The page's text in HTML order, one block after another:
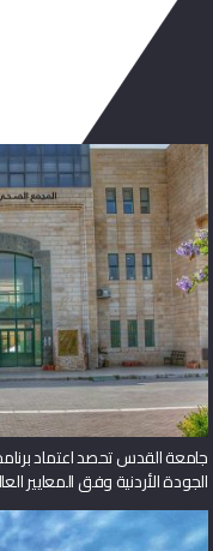
جامعة القدس تحصد اعتماد
الجودة الأردنية وفق المعايير